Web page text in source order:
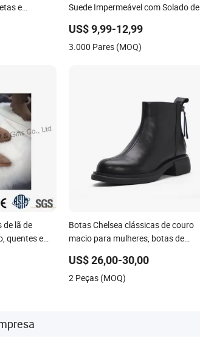
e
Suede Impermeável com Solado de
US$ 9,99-12,99
3.000 Pares (MOQ)
de lã de
quentes e
Botas Chelsea clássicas de couro
macio para mulheres, botas de
US$ 26,00-30,00
2 Peças (MOQ)